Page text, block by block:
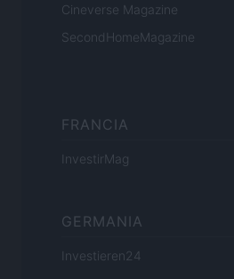
Cineverse Magazine
SecondHomeMagazine
FRANCIA
InvestirMag
GERMANIA
Investieren24